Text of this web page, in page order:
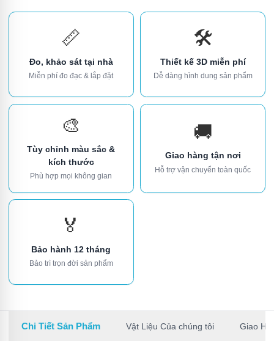
📏
Đo, khảo sát tại nhà
Miễn phí đo đạc & lắp đặt
🛠️
Thiết kế 3D miễn phí
Dễ dàng hình dung sản phẩm
🎨
Tùy chỉnh màu sắc &
kích thước
Phù hợp mọi không gian
🚚
Giao hàng tận nơi
Hỗ trợ vận chuyển toàn quốc
🏅
Bảo hành 12 tháng
Bảo trì trọn đời sản phẩm
Chi Tiết Sản Phẩm Vật Liệu Của chúng tôi Giao